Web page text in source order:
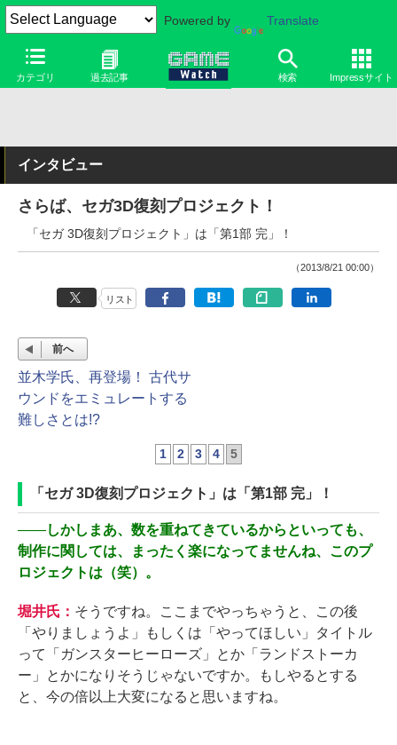
Powered by Translate
カテゴリ 過去記事 検索 Impressサイト
インタビュー
さらば、セガ3D復刻プロジェクト！
「セガ 3D復刻プロジェクト」は「第1部 完」！
（2013/8/21 00:00）
リスト
前へ
並木学氏、再登場！ 古代サ
ウンドをエミュレートする
難しさとは!?
1 2 3 4 5
「セガ 3D復刻プロジェクト」は「第1部 完」！
――しかしまあ、数を重ねてきているからといっても、
制作に関しては、まったく楽になってませんね、このプ
ロジェクトは（笑）。
堀井氏： そうですね。ここまでやっちゃうと、この後
「やりましょうよ」もしくは「やってほしい」タイトル
って「ガンスターヒーローズ」とか「ランドストーカ
ー」とかになりそうじゃないですか。もしやるとする
と、今の倍以上大変になると思いますね。